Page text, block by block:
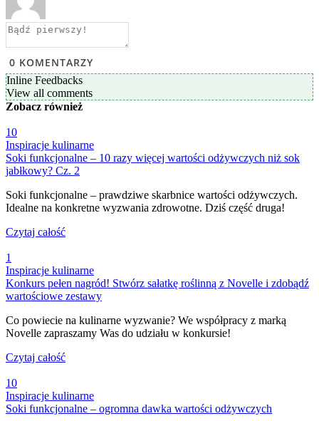
0 KOMENTARZY
Inline Feedbacks
View all comments
Zobacz również
10
Inspiracje kulinarne
Soki funkcjonalne – 10 razy więcej wartości odżywczych niż sok
jabłkowy? Cz. 2
Soki funkcjonalne – prawdziwe skarbnice wartości odżywczych.
Idealne na konkretne wyzwania zdrowotne. Dziś część druga!
Czytaj całość
1
Inspiracje kulinarne
Konkurs pełen nagród! Stwórz sałatkę roślinną z Novelle i zdobądź
wartościowe zestawy
Co powiecie na kulinarne wyzwanie? We współpracy z marką
Novelle zapraszamy Was do udziału w konkursie!
Czytaj całość
10
Inspiracje kulinarne
Soki funkcjonalne – ogromna dawka wartości odżywczych